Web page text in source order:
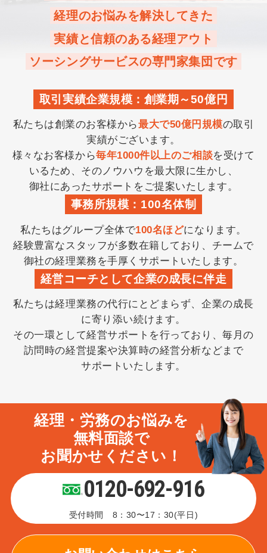
経理のお悩みを解決してきた
実績と信頼のある経理アウト
ソーシングサービスの専門家集団です
取引実績企業規模：創業期～50億円
私たちは創業のお客様から最大で50億円規模の取引
実績がございます。
様々なお客様から毎年1000件以上のご相談を受けて
いるため、そのノウハウを最大限に生かし、
御社にあったサポートをご提案いたします。
事務所規模：100名体制
私たちはグループ全体で100名ほどになります。
経験豊富なスタッフが多数在籍しており、チームで
御社の経理業務を手厚くサポートいたします。
経営コーチとして企業の成長に伴走
私たちは経理業務の代行にとどまらず、企業の成長
に寄り添い続けます。
その一環として経営サポートを行っており、毎月の
訪問時の経営提案や決算時の経営分析などまで
サポートいたします。
経理・労務のお悩みを
無料面談で
お聞かせください！
0120-692-916
受付時間 8：30〜17：30(平日)